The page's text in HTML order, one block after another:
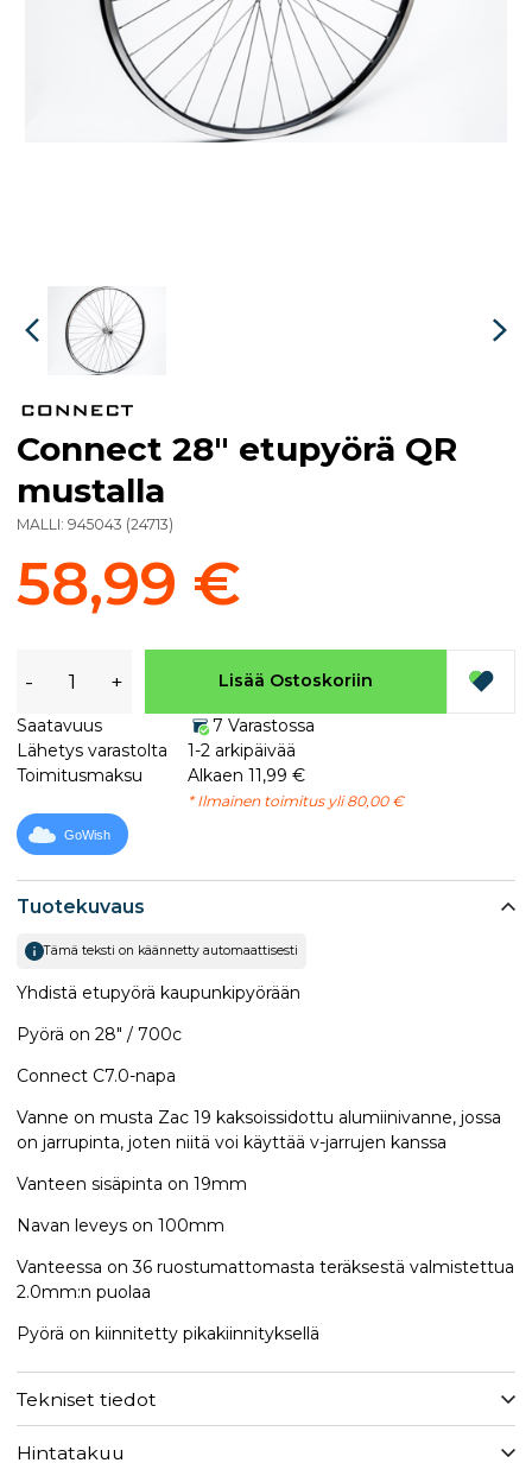
Tuotekuvaus
Tämä teksti on käännetty automaattisesti
Yhdistä etupyörä kaupunkipyörään
Pyörä on 28" / 700c
Connect C7.0-napa
Vanne on musta Zac 19 kaksoissidottu alumiinivanne, jossa
on jarrupinta, joten niitä voi käyttää v-jarrujen kanssa
Vanteen sisäpinta on 19mm
Navan leveys on 100mm
Vanteessa on 36 ruostumattomasta teräksestä valmistettua
2.0mm:n puolaa
Pyörä on kiinnitetty pikakiinnityksellä
Tekniset tiedot
Hintatakuu
Connect 28" etupyörä QR
mustalla
MALLI: 945043 (24713)
58,99 €
- + Lisää Ostoskoriin
Saatavuus
7 Varastossa
Lähetys varastolta
1-2 arkipäivää
Toimitusmaksu
Alkaen 11,99 €
* Ilmainen toimitus yli 80,00 €
GoWish